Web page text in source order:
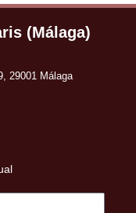
(Málaga)
29001 Málaga